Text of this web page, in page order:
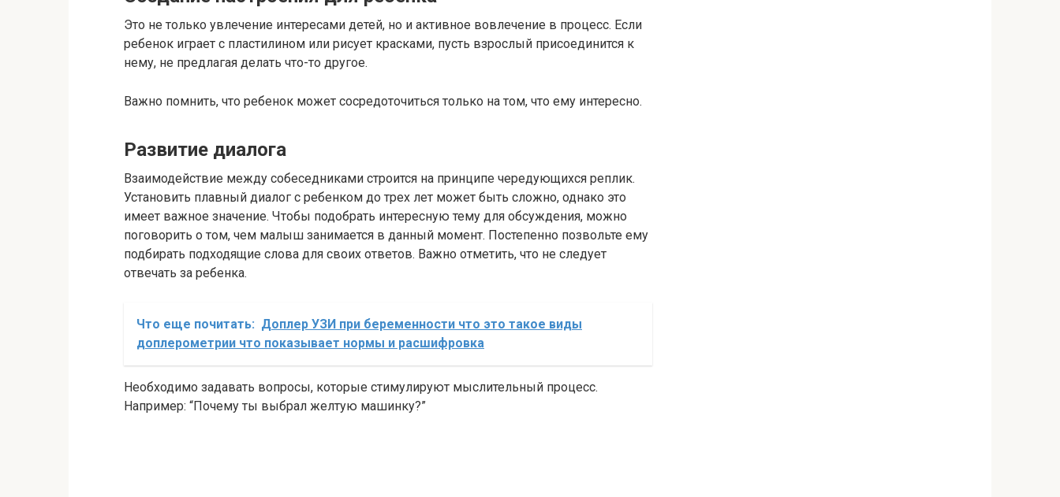
Это не только увлечение интересами детей, но и активное вовлечение в процесс. Если
ребенок играет с пластилином или рисует красками, пусть взрослый присоединится к
нему, не предлагая делать что-то другое.
Важно помнить, что ребенок может сосредоточиться только на том, что ему интересно.
Развитие диалога
Взаимодействие между собеседниками строится на принципе чередующихся реплик.
Установить плавный диалог с ребенком до трех лет может быть сложно, однако это
имеет важное значение. Чтобы подобрать интересную тему для обсуждения, можно
поговорить о том, чем малыш занимается в данный момент. Постепенно позвольте ему
подбирать подходящие слова для своих ответов. Важно отметить, что не следует
отвечать за ребенка.
Что еще почитать: Доплер УЗИ при беременности что это такое виды
доплерометрии что показывает нормы и расшифровка
Необходимо задавать вопросы, которые стимулируют мыслительный процесс.
Например: “Почему ты выбрал желтую машинку?”